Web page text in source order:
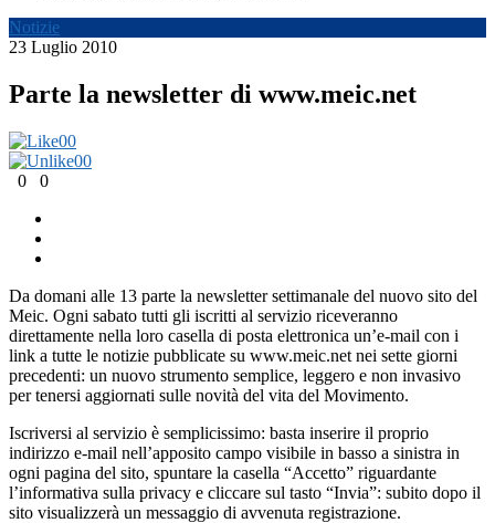
Notizie
23 Luglio 2010
Parte la newsletter di www.meic.net
00
00
0
0
Da domani alle 13 parte la newsletter settimanale del nuovo sito del
Meic. Ogni sabato tutti gli iscritti al servizio riceveranno
direttamente nella loro casella di posta elettronica un’e-mail con i
link a tutte le notizie pubblicate su www.meic.net nei sette giorni
precedenti: un nuovo strumento semplice, leggero e non invasivo
per tenersi aggiornati sulle novità del vita del Movimento.
Iscriversi al servizio è semplicissimo: basta inserire il proprio
indirizzo e-mail nell’apposito campo visibile in basso a sinistra in
ogni pagina del sito, spuntare la casella “Accetto” riguardante
l’informativa sulla privacy e cliccare sul tasto “Invia”: subito dopo il
sito visualizzerà un messaggio di avvenuta registrazione.